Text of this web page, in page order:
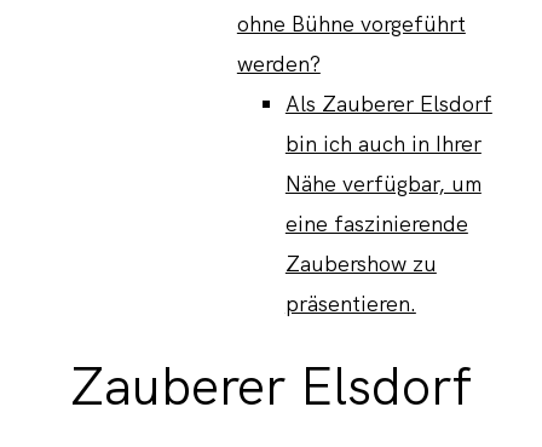
ohne Bühne vorgeführt
werden?
Als Zauberer Elsdorf
bin ich auch in Ihrer
Nähe verfügbar, um
eine faszinierende
Zaubershow zu
präsentieren.
Zauberer Elsdorf